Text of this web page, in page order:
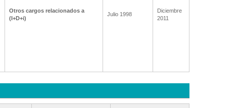
Otros cargos relacionados a
(I+D+i)
Julio 1998
Diciembre
2011